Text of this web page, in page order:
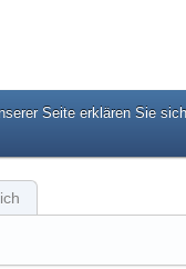
Seite erklären Sie